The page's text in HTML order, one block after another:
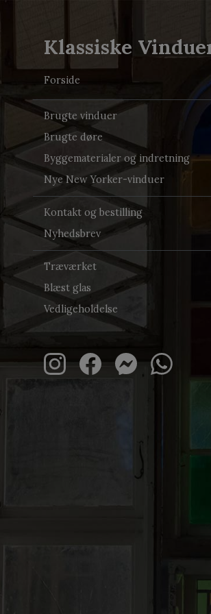
Klassiske
Forside
Brugte vinduer
Brugte døre
Byggematerialer og indretning
Nye New Yorker-vinduer
Kontakt og bestilling
Nyhedsbrev
Træværket
Blæst glas
Vedligeholdelse